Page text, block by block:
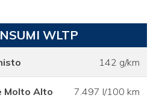
WLTP
142 g/km
Molto Alto 7.497 l/100 km